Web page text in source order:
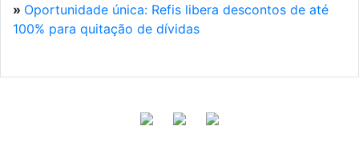
» Oportunidade única: Refis libera descontos de até
100% para quitação de dívidas